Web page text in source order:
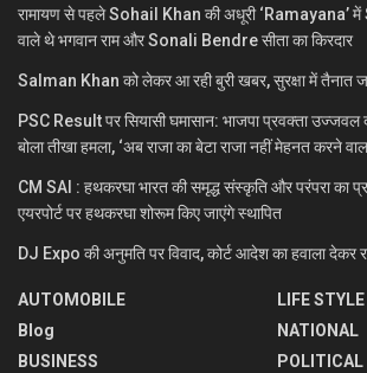
रामायण से पहले Sohail Khan की अधूरी ‘Ramayana’
वाले थे भगवान राम और Sonali Bendre सीता का किरदार
Salman Khan को लेकर आ रही बुरी खबर, सुरक्षा में तैनात
PSC Result पर सियासी घमासान: भाजपा प्रवक्ता
बोला तीखा हमला, ‘अब राजा का बेटा राजा नहीं मेहनत करने
CM SAI : हथकरघा भारत की समृद्ध संस्कृति और परंपरा का
एयरपोर्ट पर हथकरघा शोरूम किए जाएंगे स्थापित
DJ Expo की अनुमति पर विवाद, कोर्ट आदेश का हवाला देकर
AUTOMOBILE
Blog
BUSINESS
LIFE STYLE
NATIONAL
POLITICAL